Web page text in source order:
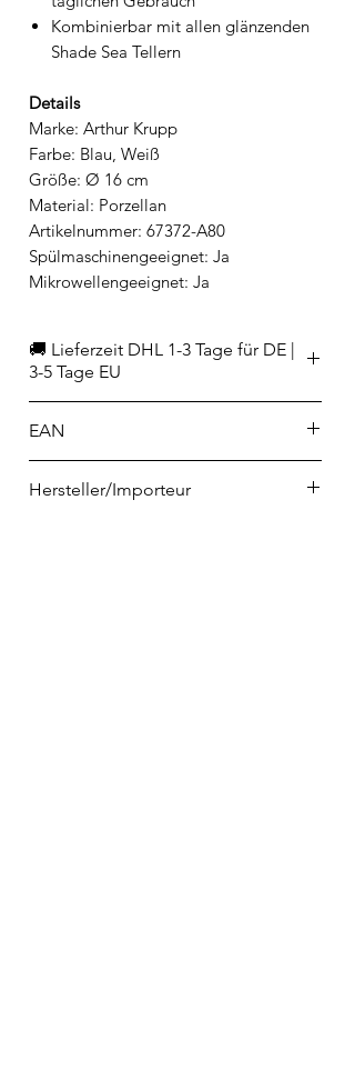
Kombinierbar mit allen glänzenden
Shade Sea Tellern
Details
Marke: Arthur Krupp
Farbe: Blau, Weiß
Größe: Ø 16 cm
Material: Porzellan
Artikelnummer: 67372-A80
Spülmaschinengeeignet: Ja
Mikrowellengeeignet: Ja
🚚 Lieferzeit DHL 1-3 Tage für DE |
3-5 Tage EU
EAN
Hersteller/Importeur